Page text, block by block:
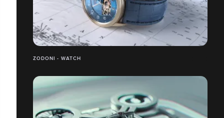
ZODONI - WATCH